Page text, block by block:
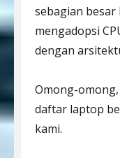
sebagian
mengadopsi
dengan
Omong-
daftar laptop
kami.